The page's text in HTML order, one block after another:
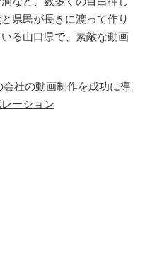
県民が長きに渡って作り
る山口県で、素敵な動画